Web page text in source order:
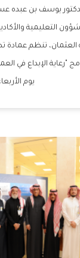
يوسف بن عبده
التعليمية
العثمان، تنظم عمادة
"رعاية الإبداع في
يوم الأربعاء 17 ربيع الآخر